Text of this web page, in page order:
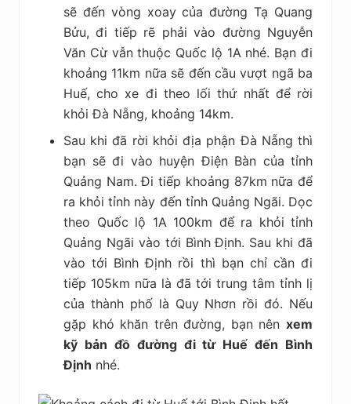
sẽ đến vòng xoay của đường Tạ Quang
Bửu, đi tiếp rẽ phải vào đường Nguyễn
Văn Cừ vẫn thuộc Quốc lộ 1A nhé. Bạn đi
khoảng 11km nữa sẽ đến cầu vượt ngã ba
Huế, cho xe đi theo lối thứ nhất để rời
khỏi Đà Nẵng, khoảng 14km.
Sau khi đã rời khỏi địa phận Đà Nẵng thì
bạn sẽ đi vào huyện Điện Bàn của tỉnh
Quảng Nam. Đi tiếp khoảng 87km nữa để
ra khỏi tỉnh này đến tỉnh Quảng Ngãi. Dọc
theo Quốc lộ 1A 100km để ra khỏi tỉnh
Quảng Ngãi vào tới Bình Định. Sau khi đã
vào tới Bình Định rồi thì bạn chỉ cần đi
tiếp 105km nữa là đã tới trung tâm tỉnh lị
của thành phố là Quy Nhơn rồi đó. Nếu
gặp khó khăn trên đường, bạn nên xem
kỹ bản đồ đường đi từ Huế đến Bình
Định nhé.